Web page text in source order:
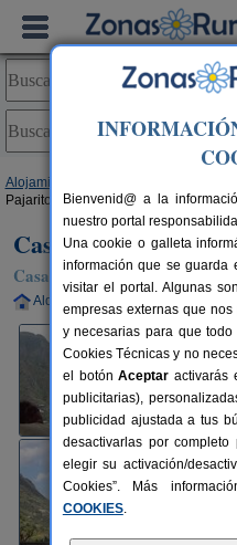
Alojamientos
Pajaritos
Casa Rural Pajaritos
Casa Rural en Hermigua (La
Alquiler completo
Bienvenid@ a la
nuestro portal
Una cookie o galleta
información que se guarda
visitar el portal. Algunas
empresas externas que
y necesarias para que
Cookies Técnicas y no
el botónAceptar activarás
publicitarias),
publicidad ajustada a tus
desactivarlas por
elegir su activación/
Cookies”. Más
COOKIES.